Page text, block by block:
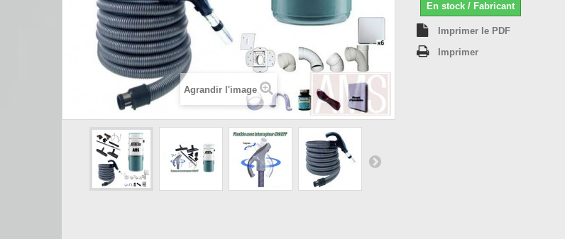
Agrandir l'image
En stock / Fabricant
Imprimer le PDF
Imprimer